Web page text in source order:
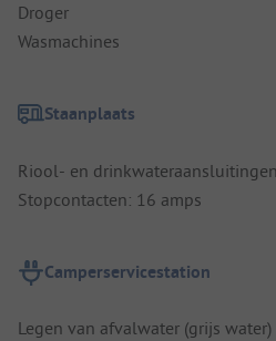
Droger
Wasmachines
Staanplaats
Riool- en
Stopcontacten: 16 amps
Camperservicestation
Legen van afvalwater (grijs water)